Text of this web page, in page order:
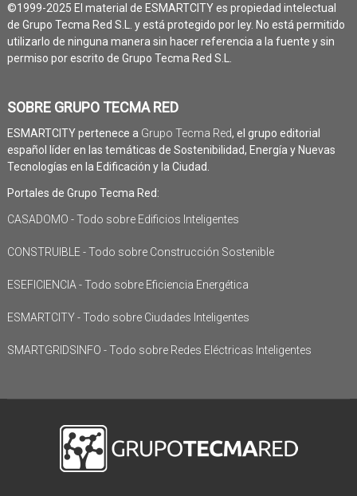
©1999-2025 El material de ESMARTCITY es propiedad intelectual
de Grupo Tecma Red S.L. y está protegido por ley. No está permitido
utilizarlo de ninguna manera sin hacer referencia a la fuente y sin
permiso por escrito de Grupo Tecma Red S.L.
SOBRE GRUPO TECMA RED
ESMARTCITY pertenece a Grupo Tecma Red, el grupo editorial
español líder en las temáticas de Sostenibilidad, Energía y Nuevas
Tecnologías en la Edificación y la Ciudad.
Portales de Grupo Tecma Red:
CASADOMO - Todo sobre Edificios Inteligentes
CONSTRUIBLE - Todo sobre Construcción Sostenible
ESEFICIENCIA - Todo sobre Eficiencia Energética
ESMARTCITY - Todo sobre Ciudades Inteligentes
SMARTGRIDSINFO - Todo sobre Redes Eléctricas Inteligentes